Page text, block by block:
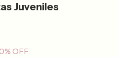
Juveniles
% OFF